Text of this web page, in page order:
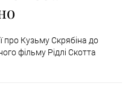
про Кузьму Скрябіна до
фільму Рідлі Скотта